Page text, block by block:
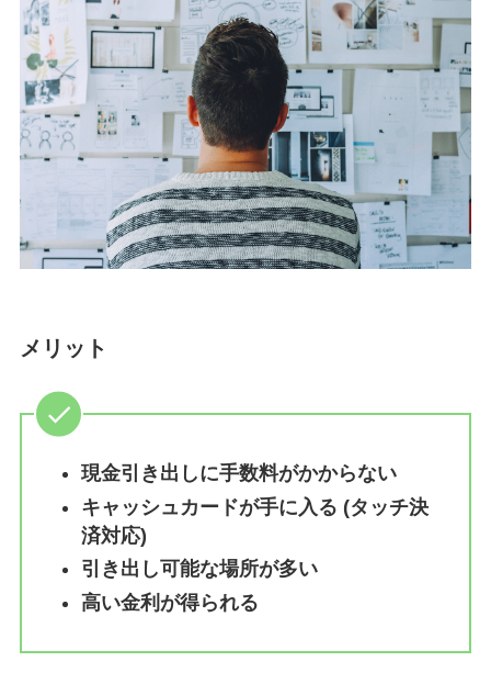
メリット
現金引き出しに手数料がかからない
キャッシュカードが手に入る (タッチ決
済対応)
引き出し可能な場所が多い
高い金利が得られる